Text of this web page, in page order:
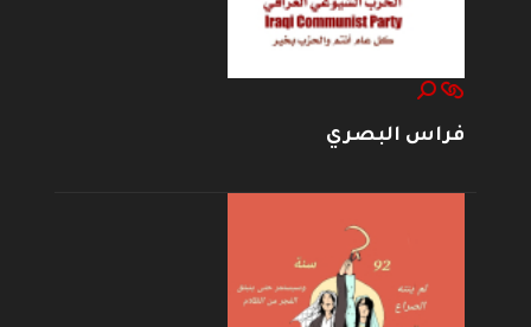
فراس البصري